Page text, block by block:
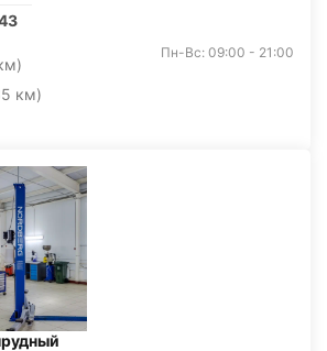
км)
Пн-Вс: 09:00 - 21:00